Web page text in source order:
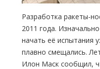
Разработка ракеты-
2011 года.
начать её испытания
плавно смещались.
Илон Маск сообщил,